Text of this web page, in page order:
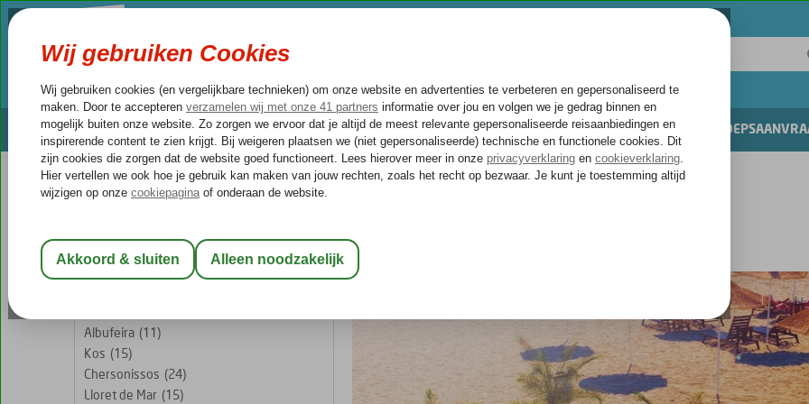
VILLA'S BESTEMMINGEN ACTIVITEITEN & UITGAAN VAKANTIES
We keep you safe! Partyfixers Prijsmatch
Kamer 1: 2 Personen
Wijzig Reisgezelschap
Albufeira (11)
Kos (15)
Chersonissos (24)
Lloret de Mar (15)
Stranden Sunny Beach